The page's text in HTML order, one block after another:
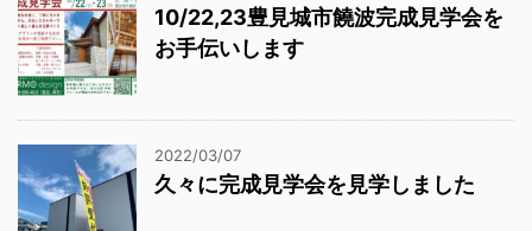
10/22,23豊見城市饒波完成見学会を
お手伝いします
2022/03/07
久々に完成見学会を見学しました